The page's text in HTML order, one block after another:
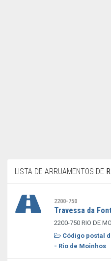
LISTA DE ARRUAMENTOS DE
2200-750
Travessa da
2200-750 RIO DE
Código postal
- Rio de Moinhos